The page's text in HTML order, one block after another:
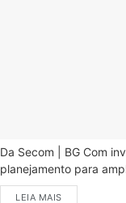
Da Secom | BG Com
planejamento para
LEIA MAIS